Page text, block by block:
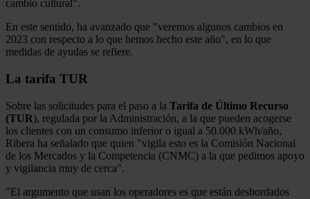
cambio cultural".
En este sentido, ha avanzado que "veremos algunos cambios en
2023 con respecto a lo que hemos hecho este año", en lo que
medidas de ayudas se refiere.
La tarifa TUR
Sobre las solicitudes para el paso a la Tarifa de Último Recurso
(TUR), regulada por la Administración, a la que pueden acogerse
los clientes con un consumo inferior o igual a 50.000 kWh/año,
Ribera ha señalado que quien "vigila esto es la Comisión Nacional
de los Mercados y la Competencia (CNMC) a la que pedimos apoyo
y vigilancia muy de cerca".
"El argumento que usan los operadores es que están desbordados